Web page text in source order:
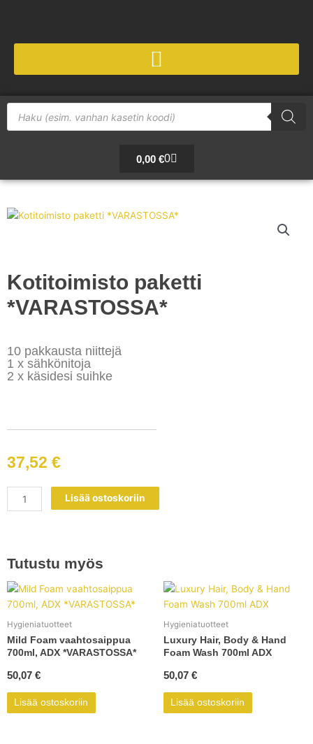
Products
search
0,00 €0
Cart
Kotitoimisto paketti
*VARASTOSSA*
10 pakkausta niittejä
1 x sähkönitoja
2 x käsidesi suihke
37,52 €
Kotitoimisto
paketti
Lisää ostoskoriin
Tutustu myös
Hygieniatuotteet
Mild Foam vaahtosaippua
700ml, ADX *VARASTOSSA*
50,07 €
Lisää ostoskoriin
Hygieniatuotteet
Luxury Hair, Body & Hand
Foam Wash 700ml ADX
50,07 €
Lisää ostoskoriin